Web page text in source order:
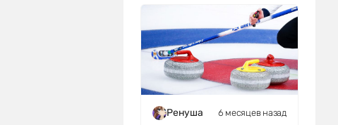
Ренуша 6 месяцев назад